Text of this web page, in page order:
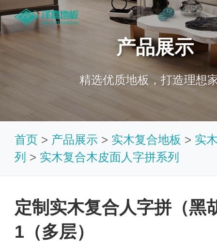
产品展示
精选优质地板，打造理想
首页 > 产品展示 > 实木复合地板 > 实
列 > 实木复合木皮面人字拼系列
定制实木复合人字拼（黑
1（多层）